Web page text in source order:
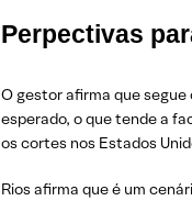
Perpectivas
O gestor afirma que
esperado, o que tende a
os cortes nos Estados
Rios afirma que é um